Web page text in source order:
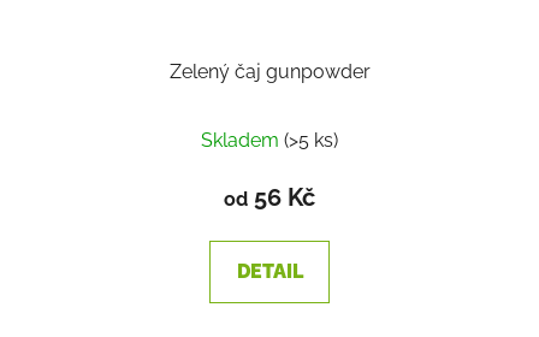
Zelený čaj gunpowder
Skladem (>5 ks)
od 56 Kč
DETAIL